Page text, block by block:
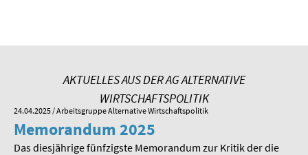
AKTUELLES AUS DER AG ALTERNATIVE
WIRTSCHAFTSPOLITIK
24.04.2025 / Arbeitsgruppe Alternative Wirtschaftspolitik
Memorandum 2025
Das diesjährige fünfzigste Memorandum zur Kritik der die